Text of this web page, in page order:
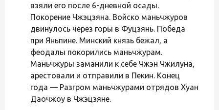
взяли его после 6-дневной осады.
Покорение Чжэцзяна. Войско маньчжуров
двинулось через горы в Фуцзянь. Победа
при Яньпине. Минский князь бежал, а
феодалы покорились маньчжурам.
Маньчжуры заманили к себе Чжэн Чжилуна,
арестовали и отправили в Пекин. Конец
года — Разгром маньчжурами отрядов Хуан
Даочжоу в Чжэцзяне.